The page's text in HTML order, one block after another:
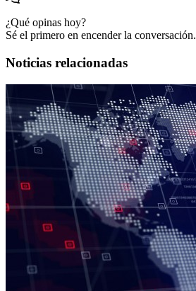
¿Qué opinas hoy?
Sé el primero en encender la conversación.
Noticias relacionadas